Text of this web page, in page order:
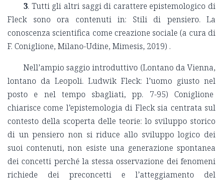
3. Tutti gli altri saggi di carattere epistemologico di
Fleck sono ora contenuti in: Stili di pensiero. La
conoscenza scientifica come creazione sociale (a cura di
F. Coniglione, Milano-Udine, Mimesis, 2019) .
Nell’ampio saggio introduttivo (Lontano da Vienna,
lontano da Leopoli. Ludwik Fleck: l’uomo giusto nel
posto e nel tempo sbagliati, pp. 7-95) Coniglione
chiarisce come l’epistemologia di Fleck sia centrata sul
contesto della scoperta delle teorie: lo sviluppo storico
di un pensiero non si riduce allo sviluppo logico dei
suoi contenuti, non esiste una generazione spontanea
dei concetti perché la stessa osservazione dei fenomeni
richiede dei preconcetti e l’atteggiamento del